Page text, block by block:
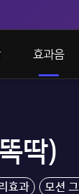
효과음
딱)
효과 모션